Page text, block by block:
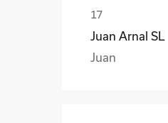
Juan Arnal SL
Juan